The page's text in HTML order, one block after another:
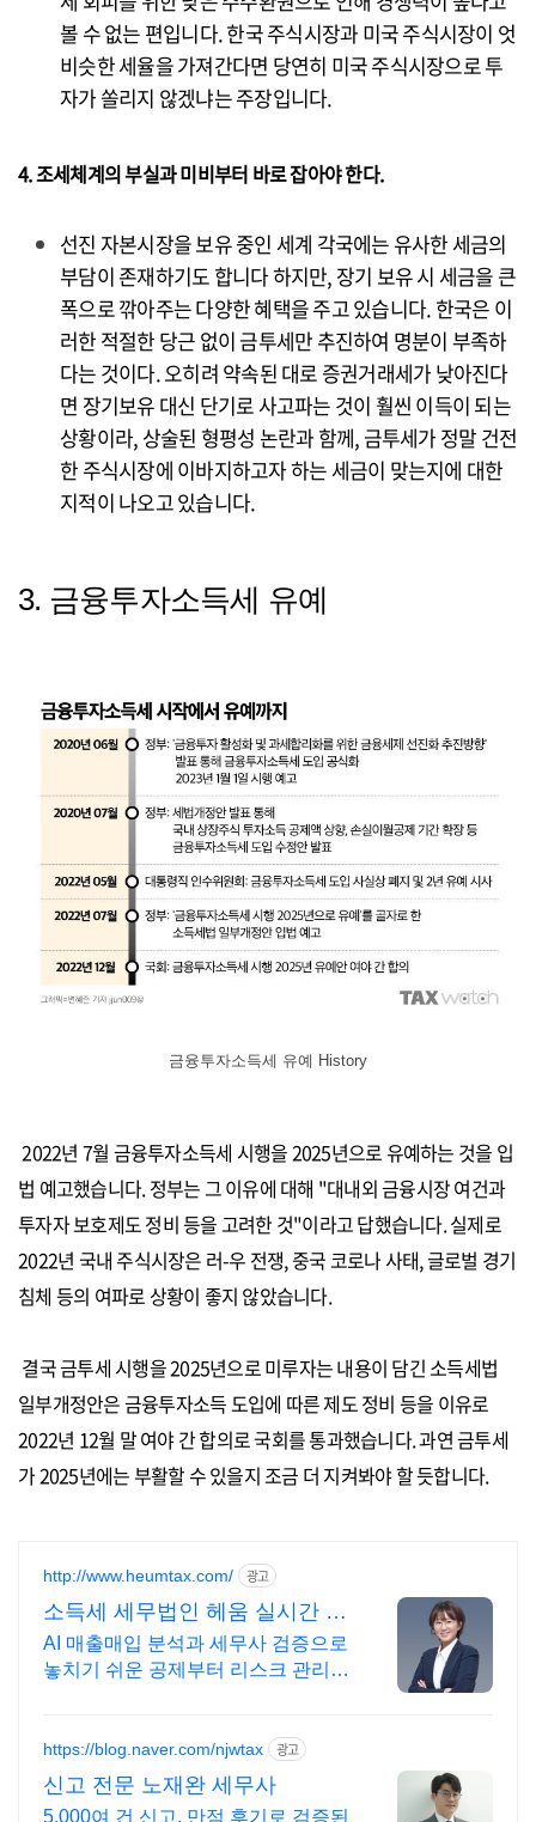
볼 수 없는 편입니다. 한국 주식시장과 미국 주식시장이 엇
비슷한 세율을 가져간다면 당연히 미국 주식시장으로 투
자가 쏠리지 않겠냐는 주장입니다.
4. 조세체계의 부실과 미비부터 바로 잡아야 한다.
선진 자본시장을 보유 중인 세계 각국에는 유사한 세금의
부담이 존재하기도 합니다 하지만, 장기 보유 시 세금을 큰
폭으로 깎아주는 다양한 혜택을 주고 있습니다. 한국은 이
러한 적절한 당근 없이 금투세만 추진하여 명분이 부족하
다는 것이다. 오히려 약속된 대로 증권거래세가 낮아진다
면 장기보유 대신 단기로 사고파는 것이 훨씬 이득이 되는
상황이라, 상술된 형평성 논란과 함께, 금투세가 정말 건전
한 주식시장에 이바지하고자 하는 세금이 맞는지에 대한
지적이 나오고 있습니다.
3. 금융투자소득세 유예
금융투자소득세 유예 History
2022년 7월 금융투자소득세 시행을 2025년으로 유예하는 것을 입
법 예고했습니다. 정부는 그 이유에 대해 "대내외 금융시장 여건과
투자자 보호제도 정비 등을 고려한 것"이라고 답했습니다. 실제로
2022년 국내 주식시장은 러-우 전쟁, 중국 코로나 사태, 글로벌 경기
침체 등의 여파로 상황이 좋지 않았습니다.
결국 금투세 시행을 2025년으로 미루자는 내용이 담긴 소득세법
일부개정안은 금융투자소득 도입에 따른 제도 정비 등을 이유로
2022년 12월 말 여야 간 합의로 국회를 통과했습니다. 과연 금투세
가 2025년에는 부활할 수 있을지 조금 더 지켜봐야 할 듯합니다.
http://www.heumtax.com/ 광고
소득세 세무법인 헤움 실시간 카
톡 상담 지원
AI 매출매입 분석과 세무사 검증으로
놓치기 쉬운 공제부터 리스크 관리까
https://blog.naver.com/njwtax 광고
신고 전문 노재완 세무사
5,000여 건 신고, 만점 후기로 검증된